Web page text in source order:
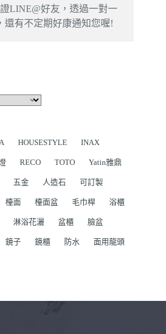
LINE@好友，透過一對一
還有不定期好康通知您喔!
HOUSESTYLE INAX
RECO TOTO Yatin雅鼎
五金 人造石 可訂製
檯面 檯面盆 毛巾桿 浴櫃
淋浴花灑 盆櫃 臉盆
鏡子 鏡櫃 防水 面用龍頭